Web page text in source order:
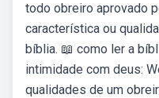
todo obreiro aprovado
característica ou
bíblia. 📖 como ler a
intimidade com deus:
qualidades de um